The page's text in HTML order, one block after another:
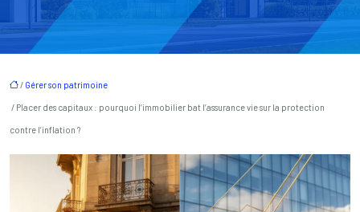
/ Gérer son patrimoine
/ Placer des capitaux : pourquoi l’immobilier bat l’assurance vie sur la protection
contre l’inflation ?